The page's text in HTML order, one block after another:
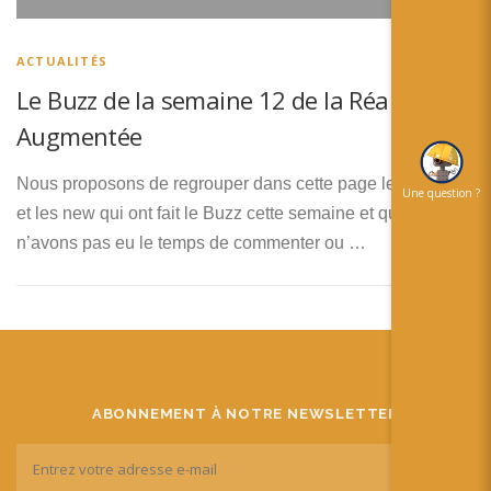
Español
ACTUALITÉS
Le Buzz de la semaine 12 de la Réalité
Augmentée
Nous proposons de regrouper dans cette page les vidéos
et les new qui ont fait le Buzz cette semaine et que nous
n’avons pas eu le temps de commenter ou …
ABONNEMENT À NOTRE NEWSLETTER
Une question ?